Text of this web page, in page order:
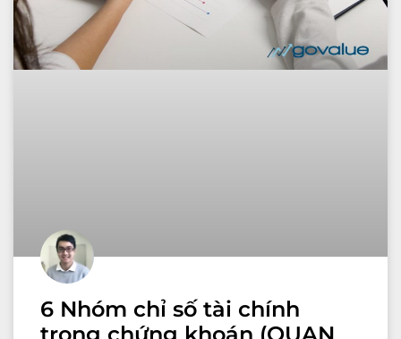
6 Nhóm chỉ số tài chính